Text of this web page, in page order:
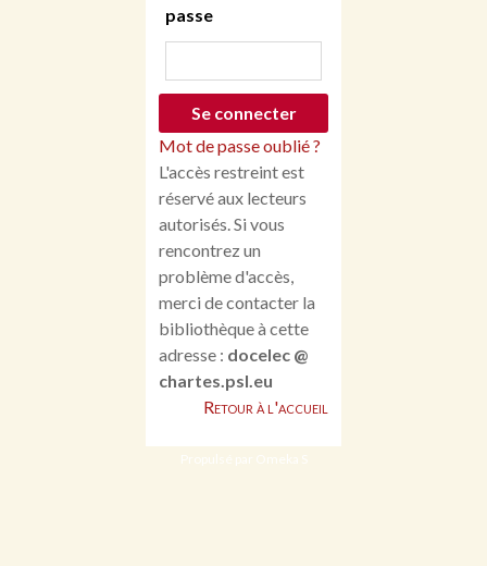
passe
Mot de passe oublié ?
L'accès restreint est
réservé aux lecteurs
autorisés. Si vous
rencontrez un
problème d'accès,
merci de contacter la
bibliothèque à cette
adresse : docelec @
chartes.psl.eu
Retour à l'accueil
Propulsé par Omeka S